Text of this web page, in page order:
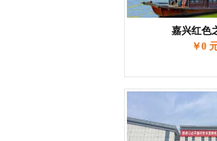
嘉兴红色
￥0